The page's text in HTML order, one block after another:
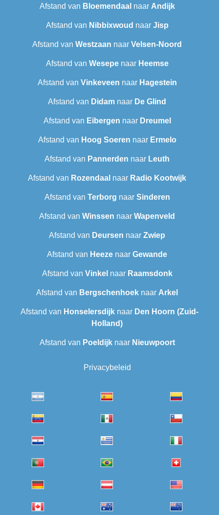
Afstand van Bloemendaal naar Andijk
Afstand van Nibbixwoud naar Jisp
Afstand van Westzaan naar Velsen-Noord
Afstand van Wesepenaar Heemse
Afstand van Vinkeveen naar Hagestein
Afstand van Didam naar De Glind
Afstand van Eibergen naar Dreumel
Afstand van Hoog Soeren naar Ermelo
Afstand van Pannerden naar Leuth
Afstand van Rozendaal naar Radio Kootwijk
Afstand van Terborg naar Sinderen
Afstand van Winssen naar Wapenveld
Afstand van Deursen naar Zwiep
Afstand van Heeze naar Gewande
Afstand van Vinkel naar Raamsdonk
Afstand van Bergschenhoek naar Arkel
Afstand van Honselersdijk naar Den Hoorn (Zuid-
Holland)
Afstand van Poeldijknaar Nieuwpoort
Privacybeleid